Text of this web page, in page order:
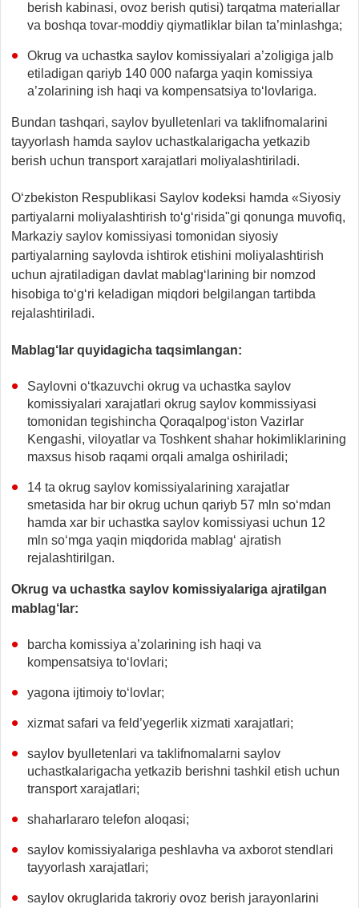
berish kabinasi, ovoz berish qutisi) tarqatma materiallar
va boshqa tovar-moddiy qiymatliklar bilan ta’minlashga;
Okrug va uchastka saylov komissiyalari a’zoligiga jalb
etiladigan qariyb 140 000 nafarga yaqin komissiya
a’zolarining ish haqi va kompensatsiya to‘lovlariga.
Bundan tashqari, saylov byulletenlari va taklifnomalarini
tayyorlash hamda saylov uchastkalarigacha yetkazib
berish uchun transport xarajatlari moliyalashtiriladi.
O‘zbekiston Respublikasi Saylov kodeksi hamda «Siyosiy
partiyalarni moliyalashtirish to‘g‘risida"gi qonunga muvofiq,
Markaziy saylov komissiyasi tomonidan siyosiy
partiyalarning saylovda ishtirok etishini moliyalashtirish
uchun ajratiladigan davlat mablag‘larining bir nomzod
hisobiga to‘g‘ri keladigan miqdori belgilangan tartibda
rejalashtiriladi.
Mablag‘lar quyidagicha taqsimlangan:
Saylovni o‘tkazuvchi okrug va uchastka saylov
komissiyalari xarajatlari okrug saylov kommissiyasi
tomonidan tegishincha Qoraqalpog‘iston Vazirlar
Kengashi, viloyatlar va Toshkent shahar hokimliklarining
maxsus hisob raqami orqali amalga oshiriladi;
14 ta okrug saylov komissiyalarining xarajatlar
smetasida har bir okrug uchun qariyb 57 mln so‘mdan
hamda xar bir uchastka saylov komissiyasi uchun 12
mln so‘mga yaqin miqdorida mablag‘ ajratish
rejalashtirilgan.
Okrug va uchastka saylov komissiyalariga ajratilgan
mablag‘lar:
barcha komissiya a’zolarining ish haqi va
kompensatsiya to‘lovlari;
yagona ijtimoiy to‘lovlar;
xizmat safari va feld’yegerlik xizmati xarajatlari;
saylov byulletenlari va taklifnomalarni saylov
uchastkalarigacha yetkazib berishni tashkil etish uchun
transport xarajatlari;
shaharlararo telefon aloqasi;
saylov komissiyalariga peshlavha va axborot stendlari
tayyorlash xarajatlari;
saylov okruglarida takroriy ovoz berish jarayonlarini